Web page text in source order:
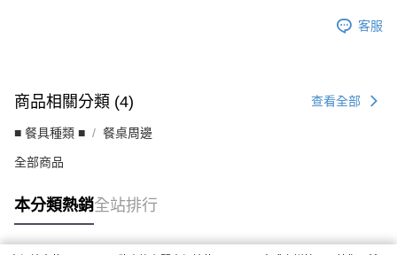
５．嚴禁一人註冊多個帳號或使用他人資訊註冊。若發現惡意使用之情形，
恩沛科技股份有限公司將有權停止該用戶之使用額度並採取法律行動。
客服
商品相關分類 (4) 查看全部
■ 餐具種類 ■ 餐桌周邊
全部商品
本分類熱銷全站排行